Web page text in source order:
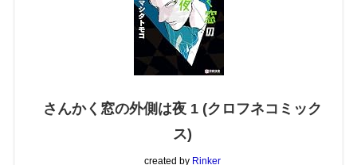
さんかく窓の外側は夜 1 (クロフネコミック
ス)
created by Rinker